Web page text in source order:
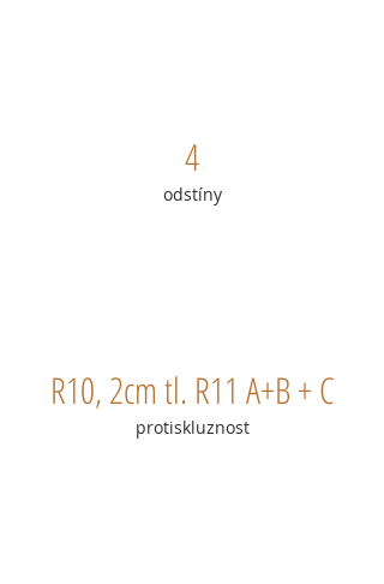
4
odstíny
R10, 2cm tl. R11 A+B + C
protiskluznost